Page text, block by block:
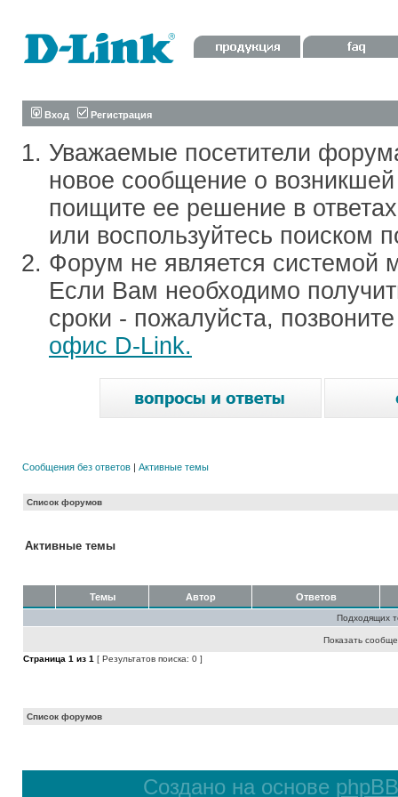
Вход Регистрация
Уважаемые посетители
новое сообщение о
поищите ее решение в
или воспользуйтесь поиском
Форум не является системой
Если Вам необходимо
сроки - пожалуйста,
офис D-Link.
Сообщения без ответов | Активные темы
Список форумов
Активные темы
Темы Автор Ответов
Подходящих
Показать
Страница 1 из 1 [ Результатов поиска: 0 ]
Список форумов
Создано на основе phpBB